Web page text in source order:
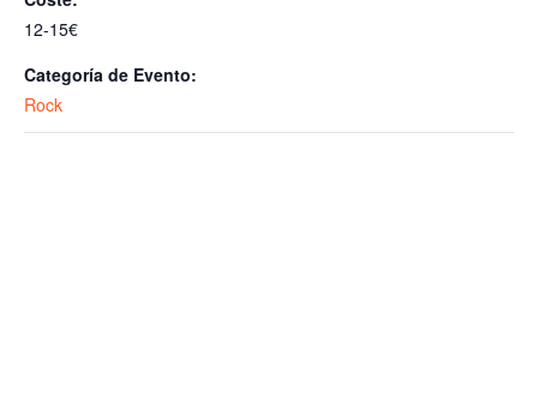
12-15€
Categoría de Evento:
Rock